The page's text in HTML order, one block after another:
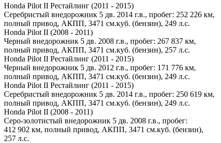
Honda Pilot II Рестайлинг (2011 - 2015)
Серебристый внедорожник 5 дв. 2014 г.в., пробег: 252 226 км,
полный привод, АКПП, 3471 см.куб. (бензин), 249 л.с.
Honda Pilot II (2008 - 2011)
Черный внедорожник 5 дв. 2008 г.в., пробег: 267 837 км,
полный привод, АКПП, 3471 см.куб. (бензин), 257 л.с.
Honda Pilot II Рестайлинг (2011 - 2015)
Черный внедорожник 5 дв. 2012 г.в., пробег: 171 776 км,
полный привод, АКПП, 3471 см.куб. (бензин), 249 л.с.
Honda Pilot II Рестайлинг (2011 - 2015)
Серебристый внедорожник 5 дв. 2014 г.в., пробег: 250 619 км,
полный привод, АКПП, 3471 см.куб. (бензин), 249 л.с.
Honda Pilot II (2008 - 2011)
Серо-золотистый внедорожник 5 дв. 2008 г.в., пробег:
412 902 км, полный привод, АКПП, 3471 см.куб. (бензин),
257 л.с.